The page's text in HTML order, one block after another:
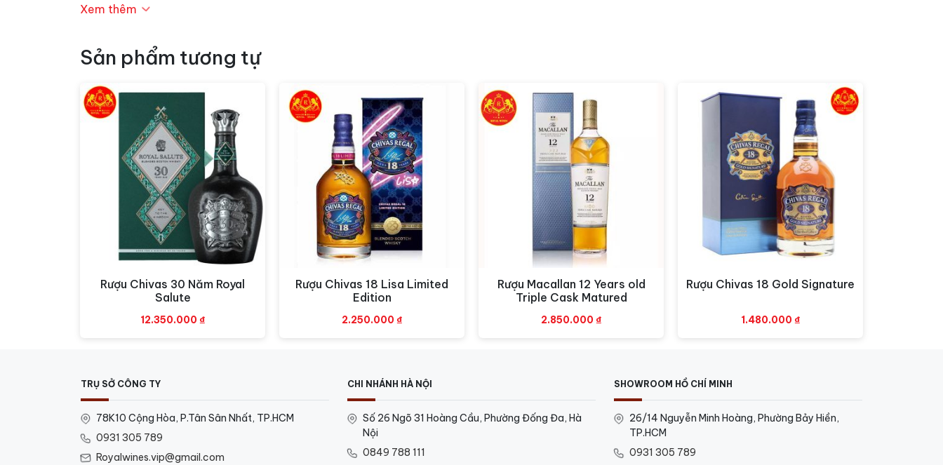
pha trộn từ
Chairượu Chivas nàycũng như một sự tri ân, một món quà mà hàng rượu
Chivas 24
năm được Tập đoàn Pirnod Ricard nhập khẩu chính ngạch cho thị trường Việt Nam,
chính thức là đơn vị phân phối
Chivas chính hãng.
Xem thêm
Sản phẩm tương tự
Xem nhanh
Rượu Chivas 30 Năm Royal
Salute
12.350.000 ₫
Xem nhanh
Rượu Chivas 18 Lisa Limited
Edition
2.250.000 ₫
Xem nhanh
Rượu Macallan 12 Years old
Triple Cask Matured
2.850.000 ₫
Xem nhanh
Rượu Chivas 18 Gold Signature
1.480.000 ₫
TRỤ SỞ CÔNG TY
78K10 Cộng Hòa, P.Tân Sân Nhất, TP.HCM
0931 305 789
Royalwines.vip@gmail.com
CHI NHÁNH HÀ NỘI
Số 26 Ngõ 31 Hoàng Cầu, Phường Đống Đa, Hà
Nội
0849 788 111
SHOWROOM HỒ CHÍ MINH
26/14 Nguyễn Minh Hoàng, Phường Bảy Hiền,
TP.HCM
0931 305 789